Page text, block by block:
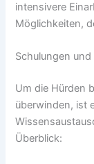
intensivere
Möglichkeiten,
Schulungen
Um die Hürden
überwinden, ist
Überblick: